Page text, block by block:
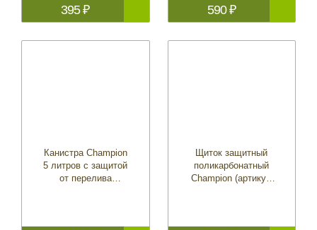
395 ₽ 590 ₽
Канистра Champion
5 литров с защитой
от перелива
Щиток защитный
поликарбонатный
Champion (артикул